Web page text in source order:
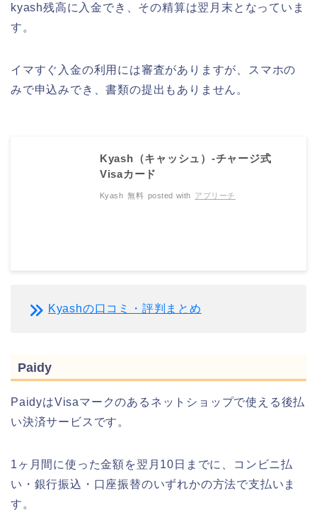
kyash残高に入金でき、その精算は翌月末となっていま
す。
イマすぐ入金の利用には審査がありますが、スマホの
みで申込みでき、書類の提出もありません。
Kyash（キャッシュ）-チャージ式
Visaカード
Kyash 無料 posted with アプリーチ
Kyashの口コミ・評判まとめ
Paidy
PaidyはVisaマークのあるネットショップで使える後払
い決済サービスです。
1ヶ月間に使った金額を翌月10日までに、コンビニ払
い・銀行振込・口座振替のいずれかの方法で支払いま
す。